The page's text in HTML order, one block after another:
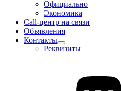
Официально
Экономика
Call-центр на связи
Объявления
Контакты
Реквизиты